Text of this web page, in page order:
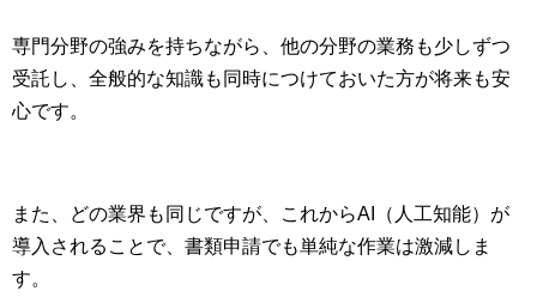
専門分野の強みを持ちながら、他の分野の業務も少しずつ
受託し、全般的な知識も同時につけておいた方が将来も安
心です。
また、どの業界も同じですが、これからAI（人工知能）が
導入されることで、書類申請でも単純な作業は激減しま
す。